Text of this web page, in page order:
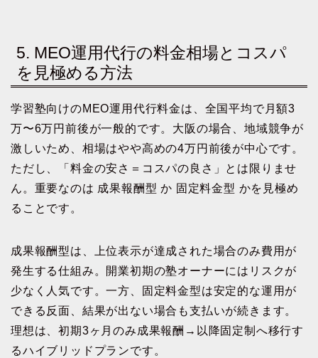
5. MEO運用代行の料金相場とコスパ
を見極める方法
学習塾向けのMEO運用代行料金は、全国平均で月額3
万〜6万円前後が一般的です。大阪の場合、地域競争が
激しいため、相場はやや高めの4万円前後が中心です。
ただし、「料金の安さ＝コスパの良さ」とは限りませ
ん。重要なのは 成果報酬型 か 固定料金型 かを見極め
ることです。
成果報酬型は、上位表示が達成された場合のみ費用が
発生する仕組み。開業初期の塾オーナーにはリスクが
少なく人気です。一方、固定料金型は安定的な運用が
できる反面、結果が出ない場合も支払いが続きます。
理想は、初期3ヶ月のみ成果報酬→以降固定制へ移行す
るハイブリッドプランです。